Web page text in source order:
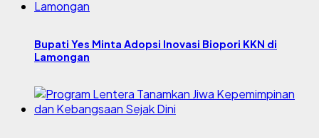
Bupati Yes Minta Adopsi Inovasi Biopori KKN di
Lamongan